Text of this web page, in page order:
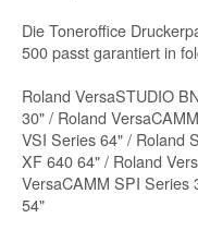
Die Toneroffice
500 passt garantiert in
Roland VersaSTUDIO
30" / Roland
VSI Series 64" / Roland
XF 640 64" / Roland
VersaCAMM SPI Series
54"